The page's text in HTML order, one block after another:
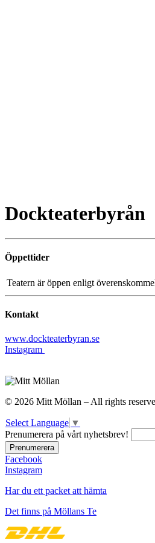
Dockteaterbyrån
Öppettider
Teatern är öppen enligt
Kontakt
www.dockteaterbyran.se
Instagram
© 2026 Mitt Möllan – All rights
Select Language ▼
Prenumerera på vårt nyhetsbrev!
Facebook
Instagram
Har du ett packet att hämta
Det finns på Möllans Te